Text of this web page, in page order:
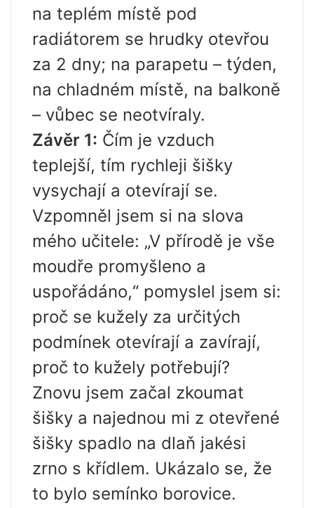
na teplém místě pod
radiátorem se hrudky otevřou
za 2 dny; na parapetu – týden,
na chladném místě, na balkoně
– vůbec se neotvíraly.
Závěr 1: Čím je vzduch
teplejší, tím rychleji šišky
vysychají a otevírají se.
Vzpomněl jsem si na slova
mého učitele: „V přírodě je vše
moudře promyšleno a
uspořádáno,“ pomyslel jsem si:
proč se kužely za určitých
podmínek otevírají a zavírají,
proč to kužely potřebují?
Znovu jsem začal zkoumat
šišky a najednou mi z otevřené
šišky spadlo na dlaň jakési
zrno s křídlem. Ukázalo se, že
to bylo semínko borovice.